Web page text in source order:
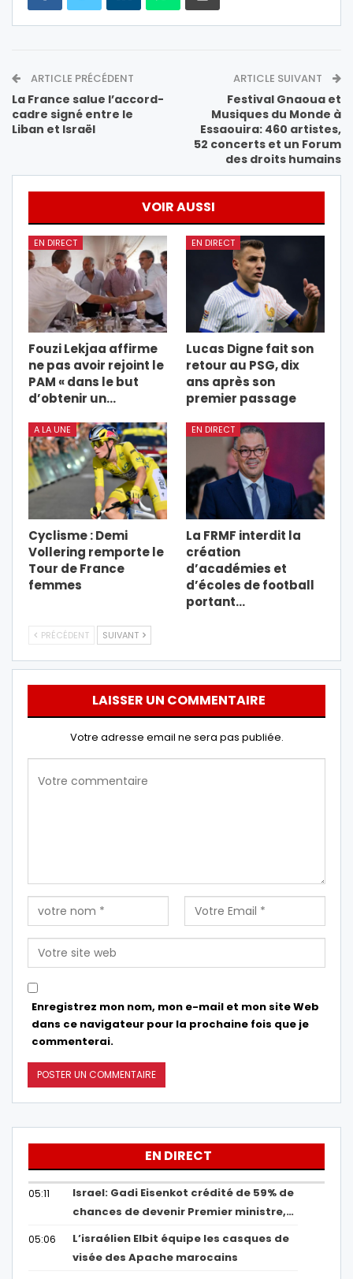
ARTICLE PRÉCÉDENT
La France salue l’accord-
cadre signé entre le
Liban et Israël
ARTICLE SUIVANT
Festival Gnaoua et
Musiques du Monde à
Essaouira: 460 artistes,
52 concerts et un Forum
des droits humains
VOIR AUSSI
EN DIRECT
Fouzi Lekjaa affirme
ne pas avoir rejoint le
PAM « dans le but
d’obtenir un…
EN DIRECT
Lucas Digne fait son
retour au PSG, dix
ans après son
premier passage
A LA UNE
Cyclisme : Demi
Vollering remporte le
Tour de France
femmes
EN DIRECT
La FRMF interdit la
création
d’académies et
d’écoles de football
portant…
PRÉCÉDENT SUIVANT
LAISSER UN COMMENTAIRE
Votre adresse email ne sera pas publiée.
Enregistrez mon nom, mon e-mail et mon site Web
dans ce navigateur pour la prochaine fois que je
commenterai.
EN DIRECT
05:11
Israel: Gadi Eisenkot crédité de 59% de
chances de devenir Premier ministre,…
05:06
L’israélien Elbit équipe les casques de
visée des Apache marocains